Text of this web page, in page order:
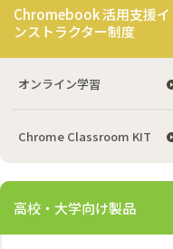
Chromebook 活用支援イ
ンストラクター制度
オンライン学習
Chrome Classroom KIT
高校・大学向け製品